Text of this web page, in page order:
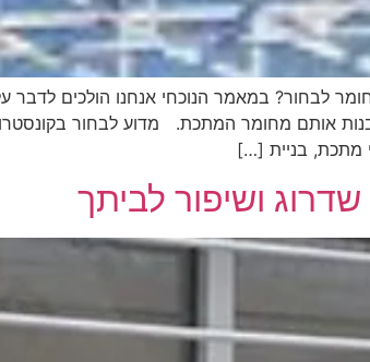
לבחור? במאמר הנוכחי אנחנו הולכים לדבר
אותם מחומר המתכת. מדוע לבחור
מתכת, בניית […]
שדרוג ושיפור לביתך